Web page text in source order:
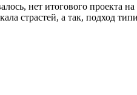
нет итогового проекта
страстей, а так, подход